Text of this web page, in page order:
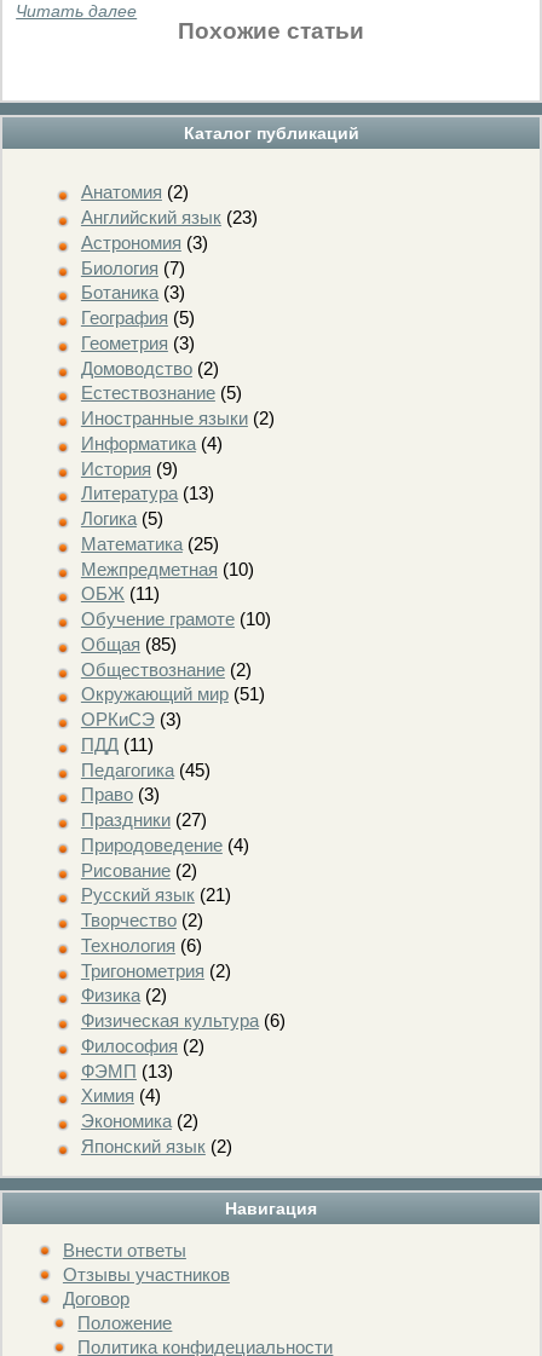
Каталог публикаций
Анатомия (2)
Английский язык(23)
Астрономия (3)
Биология (7)
Ботаника(3)
География (5)
Геометрия (3)
Домоводство(2)
Естествознание(5)
Иностранные языки(2)
Информатика(4)
История (9)
Литература(13)
Логика(5)
Математика(25)
Межпредметная (10)
ОБЖ(11)
Обучение грамоте(10)
Общая (85)
Обществознание(2)
Окружающий мир(51)
ОРКиСЭ(3)
ПДД (11)
Педагогика(45)
Право(3)
Праздники(27)
Природоведение(4)
Рисование(2)
Русский язык(21)
Творчество(2)
Технология (6)
Тригонометрия (2)
Физика(2)
Физическая культура(6)
Философия (2)
ФЭМП (13)
Химия (4)
Экономика(2)
Японский язык(2)
Навигация
Внести ответы
Отзывы участников
Договор
Положение
Политика конфидециальности
Читать далее
Похожие статьи